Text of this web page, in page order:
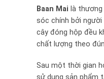
Baan Mai là
sóc chính bởi
cây đóng hộp đều
chất lượng theo
Sau một thời gian
sử dụng sản phẩm